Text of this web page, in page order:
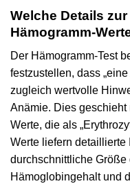
Welche Details
Hämogramm-
Der Hämogramm-Test
festzustellen, dass
zugleich wertvolle
Anämie. Dies
Werte, die als
Werte liefern detaillierte
durchschnittliche Größe
Hämoglobingehalt und